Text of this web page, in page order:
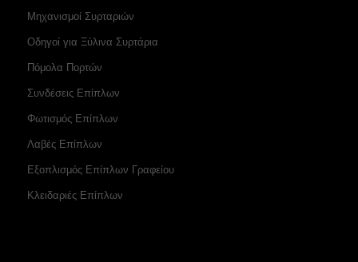
Μηχανισμοί Συρταριών
Οδηγοί για Ξύλινα Συρτάρια
Πόμολα Πορτών
Συνδέσεις Επίπλων
Φωτισμός Επίπλων
Λαβές Επίπλων
Εξοπλισμός Επίπλων Γραφείου
Κλειδαριές Επίπλων